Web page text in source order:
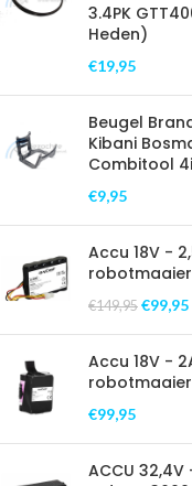
3.4PK
Heden)
€19,95
Beugel
Kibani
Combitool
€9,95
Accu 18V -
robotmaaier
€149,95 €99,95
Accu 18V -
robotmaaier
€99,95
ACCU